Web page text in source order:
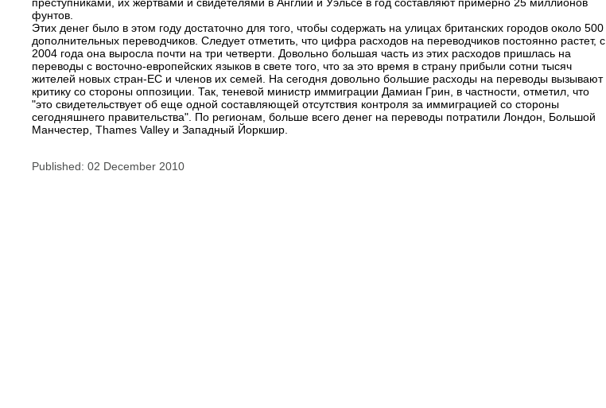
фунтов.
Этих денег было в этом году достаточно для того, чтобы содержать на улицах британских городов около 500
дополнительных переводчиков. Следует отметить, что цифра расходов на переводчиков постоянно растет, с
2004 года она выросла почти на три четверти. Довольно большая часть из этих расходов пришлась на
переводы с восточно-европейских языков в свете того, что за это время в страну прибыли сотни тысяч
жителей новых стран-ЕС и членов их семей. На сегодня довольно большие расходы на переводы вызывают
критику со стороны оппозиции. Так, теневой министр иммиграции Дамиан Грин, в частности, отметил, что
"это свидетельствует об еще одной составляющей отсутствия контроля за иммиграцией со стороны
сегодняшнего правительства". По регионам, больше всего денег на переводы потратили Лондон, Большой
Манчестер, Thames Valley и Западный Йоркшир.
Published: 02 December 2010